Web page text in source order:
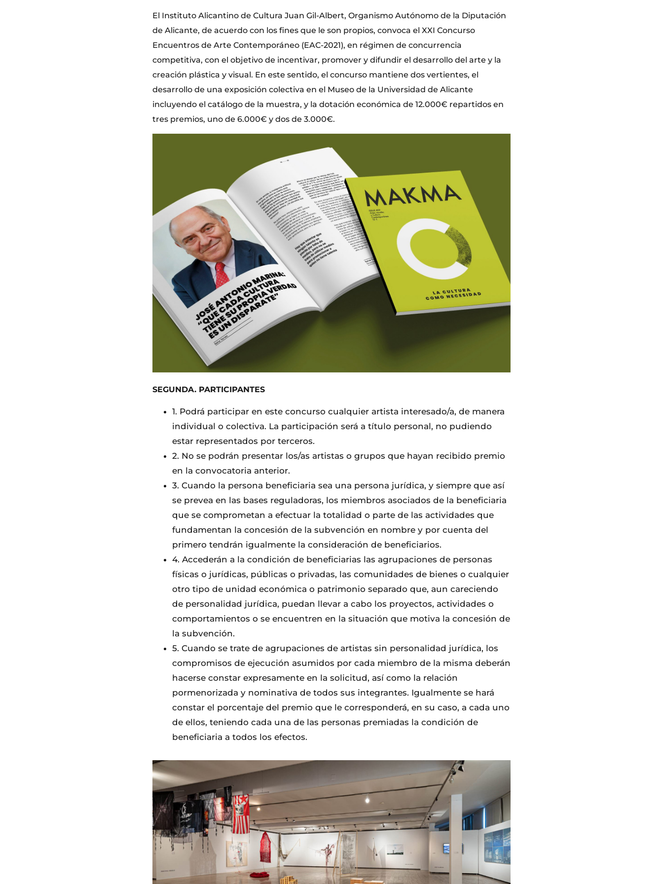
El Instituto Alicantino de Cultura Juan Gil-Albert, Organismo Autónomo de la Diputación
de Alicante, de acuerdo con los fines que le son propios, convoca el XXI Concurso
Encuentros de Arte Contemporáneo (EAC-2021), en régimen de concurrencia
competitiva, con el objetivo de incentivar, promover y difundir el desarrollo del arte y la
creación plástica y visual. En este sentido, el concurso mantiene dos vertientes, el
desarrollo de una exposición colectiva en el Museo de la Universidad de Alicante
incluyendo el catálogo de la muestra, y la dotación económica de 12.000€ repartidos en
tres premios, uno de 6.000€ y dos de 3.000€.
SEGUNDA. PARTICIPANTES
1. Podrá participar en este concurso cualquier artista interesado/a, de manera
individual o colectiva. La participación será a título personal, no pudiendo
estar representados por terceros.
2. No se podrán presentar los/as artistas o grupos que hayan recibido premio
en la convocatoria anterior.
3. Cuando la persona beneficiaria sea una persona jurídica, y siempre que así
se prevea en las bases reguladoras, los miembros asociados de la beneficiaria
que se comprometan a efectuar la totalidad o parte de las actividades que
fundamentan la concesión de la subvención en nombre y por cuenta del
primero tendrán igualmente la consideración de beneficiarios.
4. Accederán a la condición de beneficiarias las agrupaciones de personas
físicas o jurídicas, públicas o privadas, las comunidades de bienes o cualquier
otro tipo de unidad económica o patrimonio separado que, aun careciendo
de personalidad jurídica, puedan llevar a cabo los proyectos, actividades o
comportamientos o se encuentren en la situación que motiva la concesión de
la subvención.
5. Cuando se trate de agrupaciones de artistas sin personalidad jurídica, los
compromisos de ejecución asumidos por cada miembro de la misma deberán
hacerse constar expresamente en la solicitud, así como la relación
pormenorizada y nominativa de todos sus integrantes. Igualmente se hará
constar el porcentaje del premio que le corresponderá, en su caso, a cada uno
de ellos, teniendo cada una de las personas premiadas la condición de
beneficiaria a todos los efectos.